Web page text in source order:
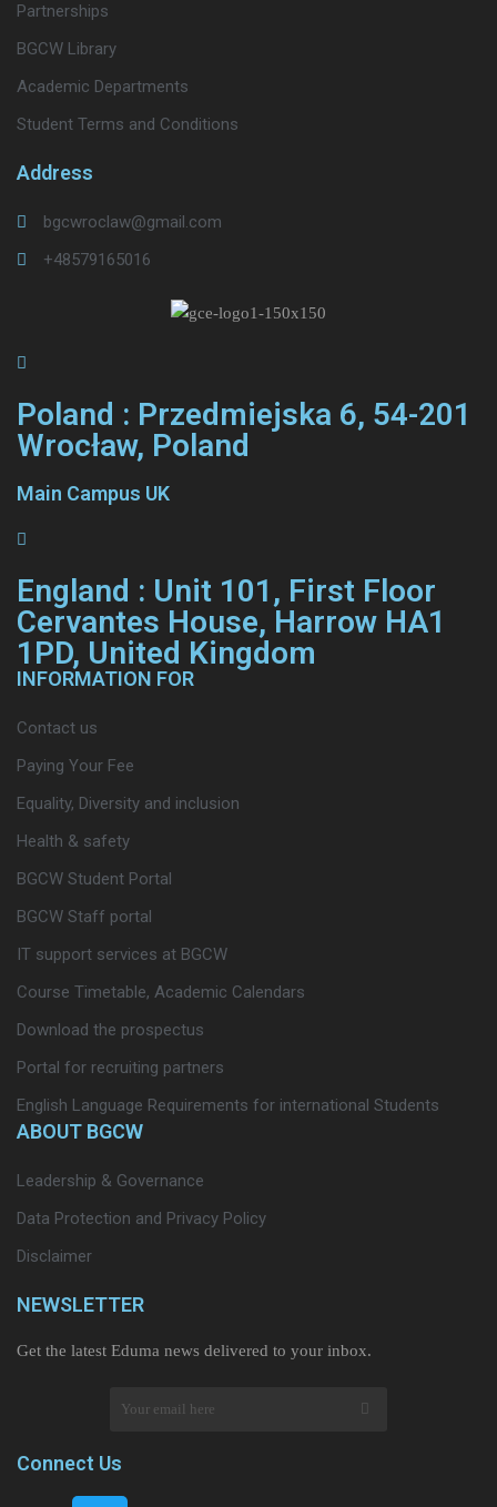
Partnerships
BGCW Library
Academic Departments
Student Terms and Conditions
Address
bgcwroclaw@gmail.com
+48579165016
Poland : Przedmiejska 6, 54-201
Wrocław, Poland
Main Campus UK
England : Unit 101, First Floor
Cervantes House, Harrow HA1
1PD, United Kingdom
INFORMATION FOR
Contact us
Paying Your Fee
Equality, Diversity and inclusion
Health & safety
BGCW Student Portal
BGCW Staff portal
IT support services at BGCW
Course Timetable, Academic Calendars
Download the prospectus
Portal for recruiting partners
English Language Requirements for international Students
ABOUT BGCW
Leadership & Governance
Data Protection and Privacy Policy
Disclaimer
NEWSLETTER​
Get the latest Eduma news delivered to your inbox.
Connect Us